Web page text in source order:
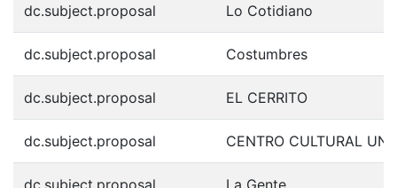
dc.subject.proposal Lo Cotidiano
dc.subject.proposal Costumbres
dc.subject.proposal EL CERRITO
dc.subject.proposal CENTRO CULTURAL
dc.subject.proposal La Gente